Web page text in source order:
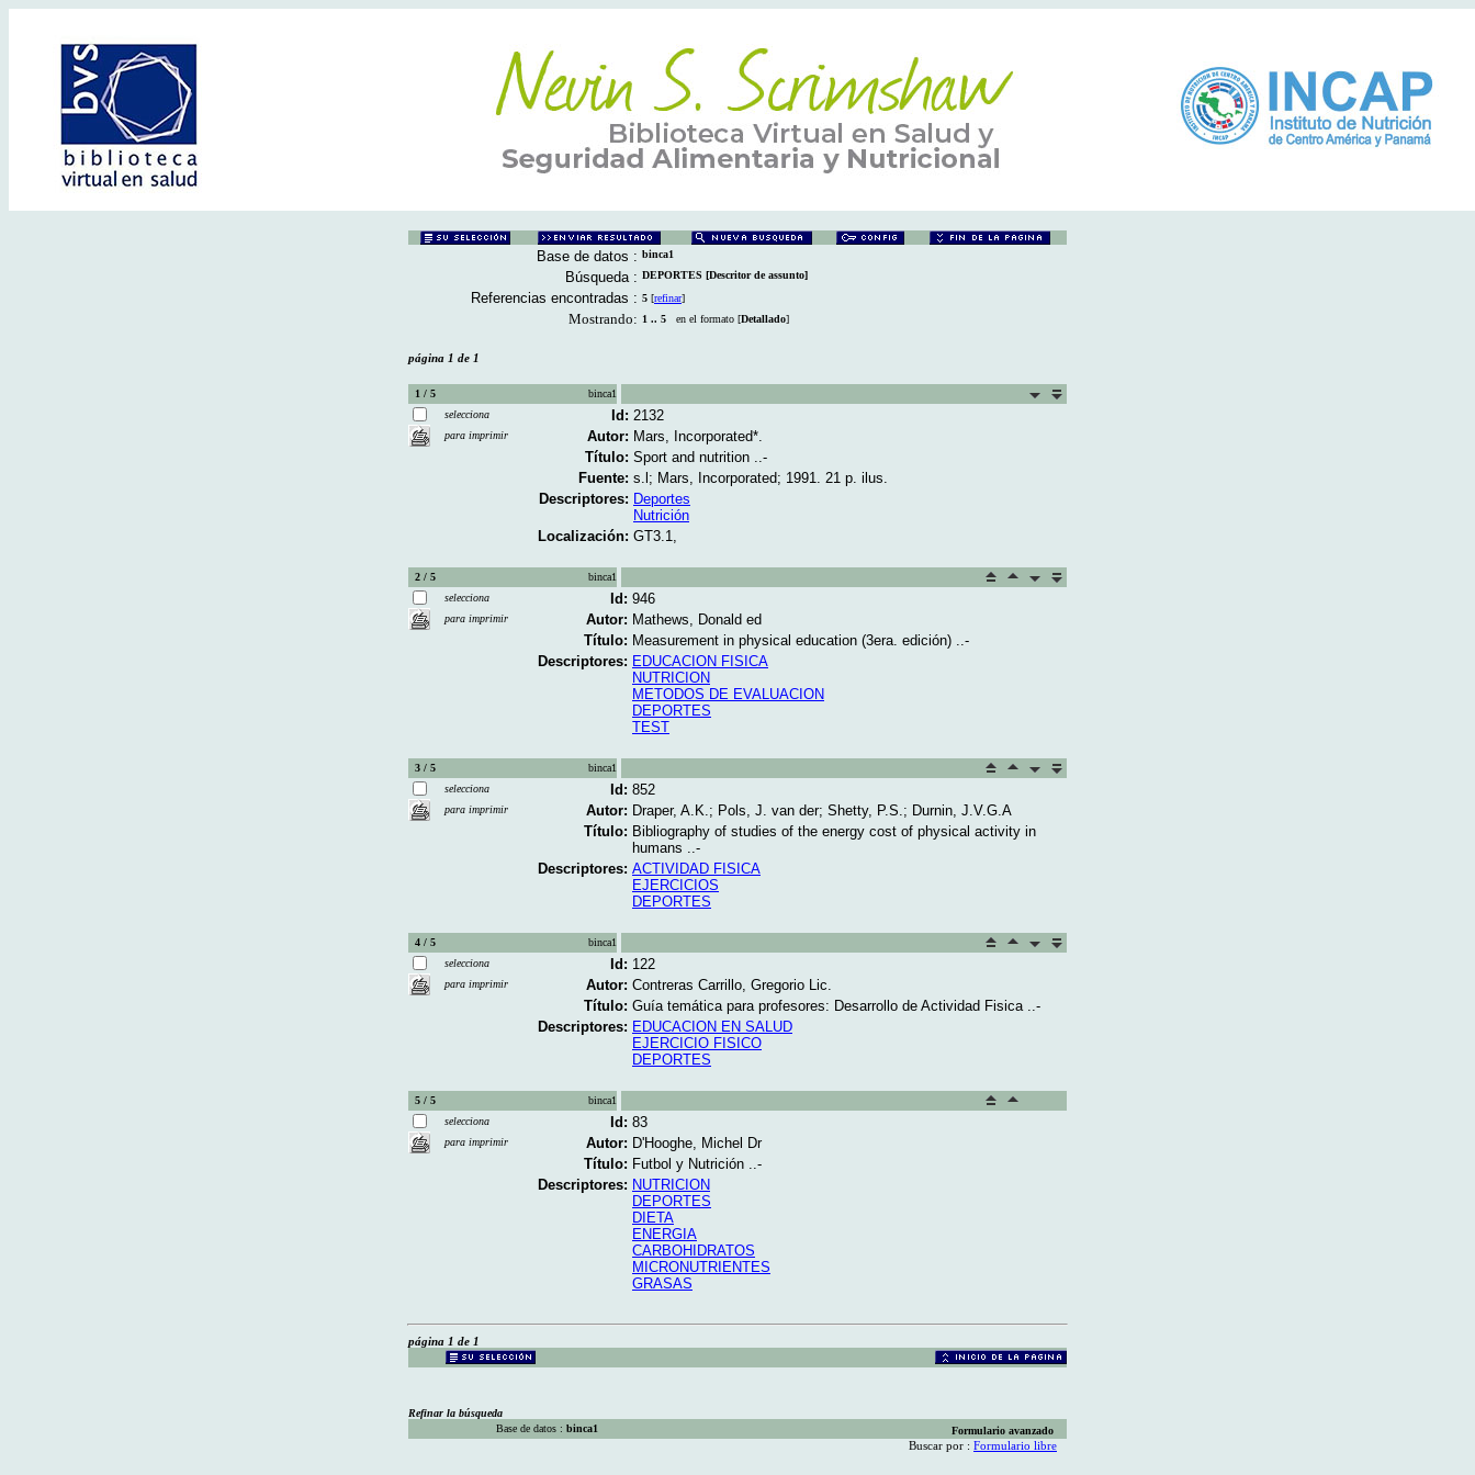
Base de datos : binca1
Búsqueda : DEPORTES [Descritor de assunto]
Referencias encontradas : 5 [refinar]
Mostrando: 1 .. 5 en el formato [Detallado]
página 1 de 1
1 / 5
binca1
selecciona
para imprimir
Id: 2132
Autor: Mars, Incorporated*.
Título: Sport and nutrition ..-
Fuente: s.l; Mars, Incorporated; 1991. 21 p. ilus.
Descriptores: Deportes
Nutrición
Localización: GT3.1,
2 / 5
binca1
selecciona
para imprimir
Id: 946
Autor: Mathews, Donald ed
Título: Measurement in physical education (3era. edición) ..-
Descriptores: EDUCACION FISICA
NUTRICION
METODOS DE EVALUACION
DEPORTES
TEST
3 / 5
binca1
selecciona
para imprimir
Id: 852
Autor: Draper, A.K.; Pols, J. van der; Shetty, P.S.; Durnin, J.V.G.A
Título: Bibliography of studies of the energy cost of physical activity in
humans ..-
Descriptores: ACTIVIDAD FISICA
EJERCICIOS
DEPORTES
4 / 5
binca1
selecciona
para imprimir
Id: 122
Autor: Contreras Carrillo, Gregorio Lic.
Título: Guía temática para profesores: Desarrollo de Actividad Fisica ..-
Descriptores: EDUCACION EN SALUD
EJERCICIO FISICO
DEPORTES
5 / 5
binca1
selecciona
para imprimir
Id: 83
Autor: D'Hooghe, Michel Dr
Título: Futbol y Nutrición ..-
Descriptores: NUTRICION
DEPORTES
DIETA
ENERGIA
CARBOHIDRATOS
MICRONUTRIENTES
GRASAS
página 1 de 1
Refinar la búsqueda
Base de datos : binca1 Formulario avanzado
Buscar por : Formulario libre